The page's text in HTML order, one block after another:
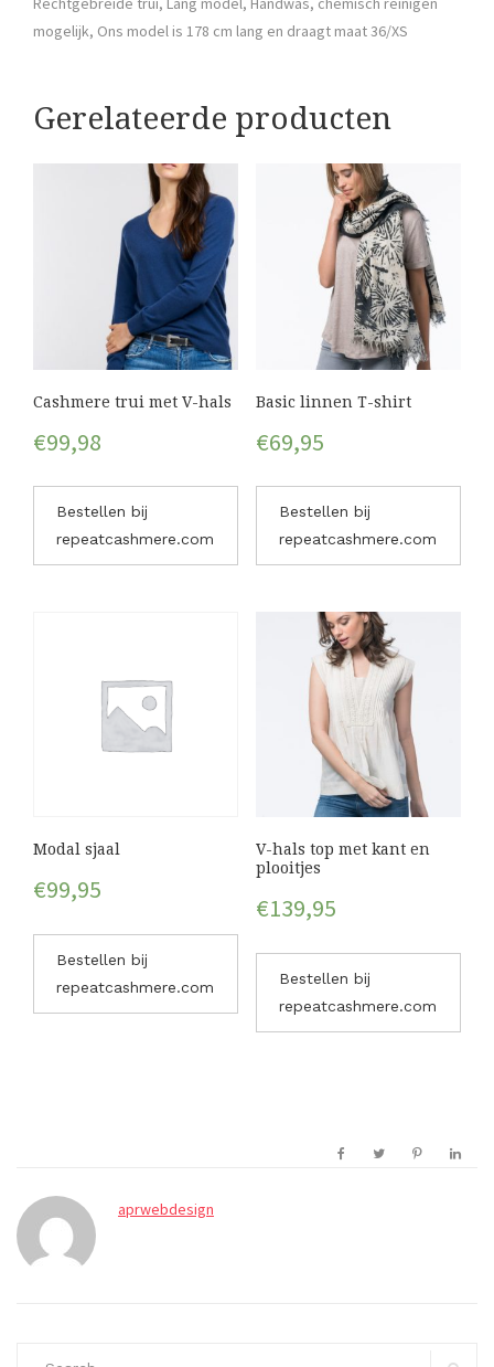
mogelijk, Ons model is 178 cm lang en draagt maat 36/XS
Gerelateerde producten
Cashmere trui met V-hals
€99,98
Bestellen bij
repeatcashmere.com
Basic linnen T-shirt
€69,95
Bestellen bij
repeatcashmere.com
Modal sjaal
€99,95
Bestellen bij
repeatcashmere.com
V-hals top met kant en
plooitjes
€139,95
Bestellen bij
repeatcashmere.com
aprwebdesign